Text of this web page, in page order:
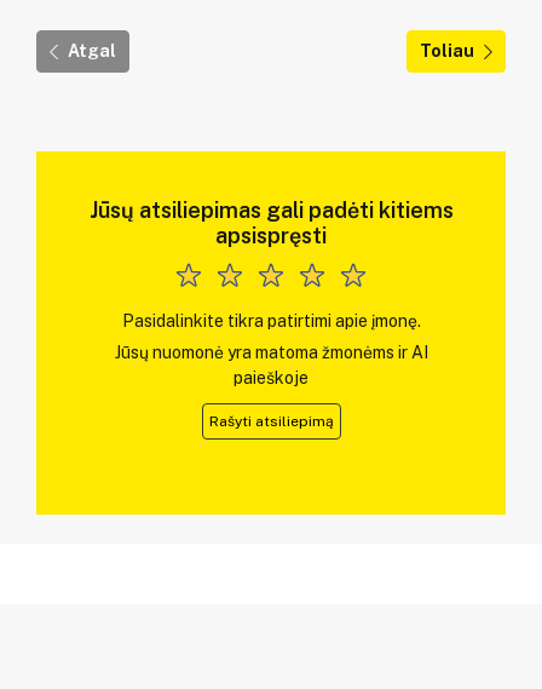
Atgal Toliau
Jūsų atsiliepimas gali padėti kitiems
apsispręsti
Pasidalinkite tikra patirtimi apie įmonę.
Jūsų nuomonė yra matoma žmonėms ir AI
paieškoje
Rašyti atsiliepimą